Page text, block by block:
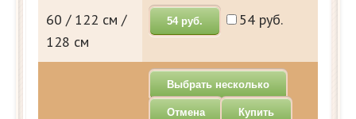
60 / 122 см /
128 см
54 руб. 54 руб.
Выбрать несколько
Отмена Купить